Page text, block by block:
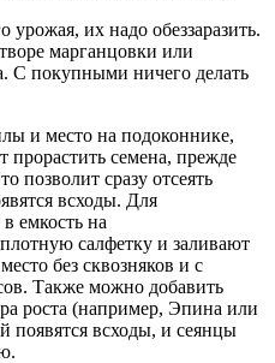
урожая, их надо обеззаразить.
марганцовки или
С покупными ничего делать
и место на подоконнике,
семена, прежде
позволит сразу отсеять
всходы. Для
емкость на
салфетку и заливают
без сквозняков и с
Также можно добавить
роста (например, Эпина или
появятся всходы, и сеянцы